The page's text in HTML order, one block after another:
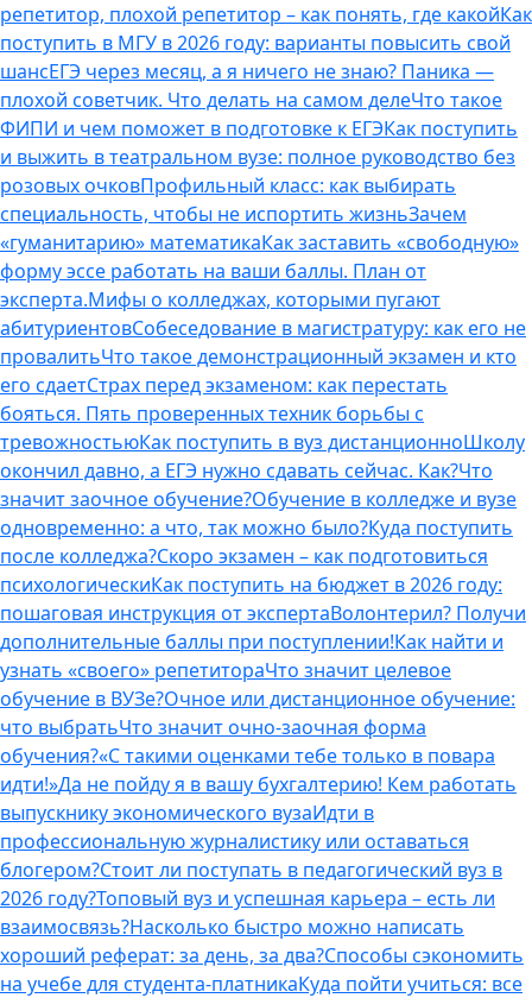
репетитор, плохой репетитор – как понять, где какойКак
поступить в МГУ в 2026 году: варианты повысить свой
шансЕГЭ через месяц, а я ничего не знаю? Паника —
плохой советчик. Что делать на самом делеЧто такое
ФИПИ и чем поможет в подготовке к ЕГЭКак поступить
и выжить в театральном вузе: полное руководство без
розовых очковПрофильный класс: как выбирать
специальность, чтобы не испортить жизньЗачем
«гуманитарию» математикаКак заставить «свободную»
форму эссе работать на ваши баллы. План от
эксперта.Мифы о колледжах, которыми пугают
абитуриентовСобеседование в магистратуру: как его не
провалитьЧто такое демонстрационный экзамен и кто
его сдаетСтрах перед экзаменом: как перестать
бояться. Пять проверенных техник борьбы с
тревожностьюКак поступить в вуз дистанционноШколу
окончил давно, а ЕГЭ нужно сдавать сейчас. Как?Что
значит заочное обучение?Обучение в колледже и вузе
одновременно: а что, так можно было?Куда поступить
после колледжа?Скоро экзамен – как подготовиться
психологическиКак поступить на бюджет в 2026 году:
пошаговая инструкция от экспертаВолонтерил? Получи
дополнительные баллы при поступлении!Как найти и
узнать «своего» репетитораЧто значит целевое
обучение в ВУЗе?Очное или дистанционное обучение:
что выбратьЧто значит очно-заочная форма
обучения?«С такими оценками тебе только в повара
идти!»Да не пойду я в вашу бухгалтерию! Кем работать
выпускнику экономического вузаИдти в
профессиональную журналистику или оставаться
блогером?Стоит ли поступать в педагогический вуз в
2026 году?Топовый вуз и успешная карьера – есть ли
взаимосвязь?Насколько быстро можно написать
хороший реферат: за день, за два?Способы сэкономить
на учебе для студента-платникаКуда пойти учиться: все